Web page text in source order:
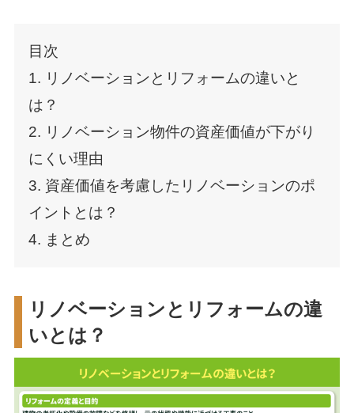
目次
1. リノベーションとリフォームの違いと
は？
2. リノベーション物件の資産価値が下がり
にくい理由
3. 資産価値を考慮したリノベーションのポ
イントとは？
4. まとめ
リノベーションとリフォームの違
いとは？